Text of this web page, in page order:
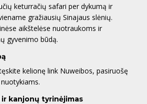
keturračių safari per dykumą ir
gražiausių Sinajaus slėnių.
aikštelėse nuotraukoms ir
gyvenimo būdą.
kelionę link Nuweibos, pasiruošę
kanjonų tyrinėjimas